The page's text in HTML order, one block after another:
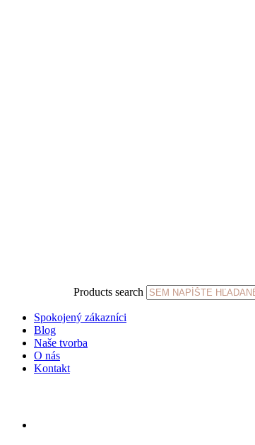
Products search
Spokojený zákazníci
Blog
Naše tvorba
O nás
Kontakt